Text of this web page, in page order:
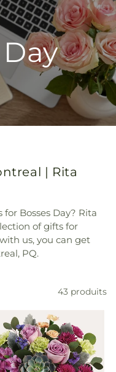
| Rita
Bosses Day? Rita
of gifts for
us, you can get
PQ.
43 produits